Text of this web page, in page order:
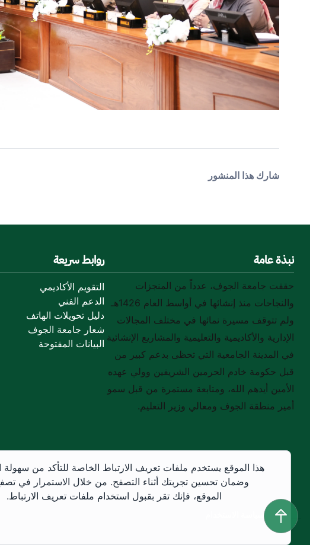
شارك هذا المنشور
نبذة عامة
حققت جامعة الجوف، عدداً من المنجزات
والنجاحات منذ إنشائها في أواسط العام 1426هـ
ولم تتوقف مسيرة نمائها في مختلف المجالات
الإدارية والأكاديمية والتعليمية والمشاريع الإنشائية
في المدينة الجامعية التي تحظى بدعم كبير من
قبل حكومة خادم الحرمين الشريفين وولي عهده
الأمين أيدهم الله، ومتابعة مستمرة من قبل سمو
أمير منطقة الجوف ومعالي وزير التعليم.
روابط سريعة
التقويم الأكاديمي
الدعم الفني
دليل تحويلات الهاتف
شعار جامعة الجوف
البيانات المفتوحة
سياسة الاستخدام
هذا الموقع يستخدم ملفات تعريف الارتباط الخاصة للتأكد من سهولة
وضمان تحسين تجربتك أثناء التصفح. من خلال الاستمرار في
الموقع، فإنك تقر بقبول استخدام ملفات تعريف الارتباط.
سياسة الاستخدام